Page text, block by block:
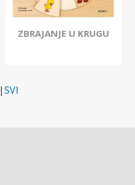
ZBRAJANJE U KRUGU
|SVI